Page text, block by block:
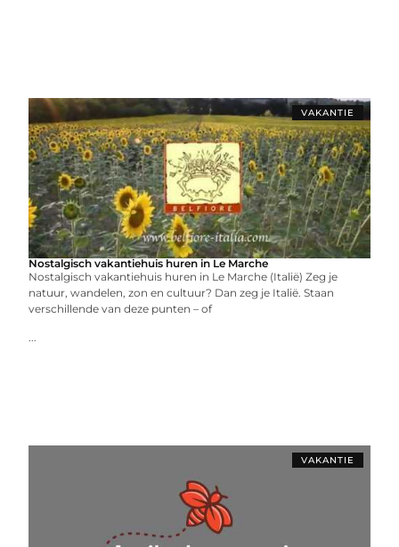
VAKANTIE
Nostalgisch vakantiehuis huren in Le Marche
Nostalgisch vakantiehuis huren in Le Marche (Italië) Zeg je
natuur, wandelen, zon en cultuur? Dan zeg je Italië. Staan
verschillende van deze punten – of
...
VAKANTIE